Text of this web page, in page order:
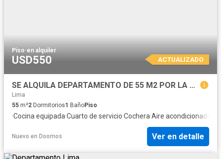
Piso·en alquiler
USD550 ACTUALIZADO
SE ALQUILA DEPARTAMENTO DE 55 M2 POR LA CASTELLANA SURCO
Lima
55 m²2 Dormitorios1 BañoPiso
·Cocina equipada·Cuarto de servicio·Cochera·Aire acondicionado
Nuevo en Doomos Ver en detalle